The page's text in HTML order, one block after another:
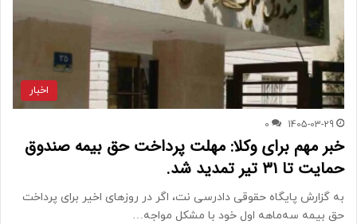
اخبار
1405-03-29
0
خبر مهم برای وکلا: مهلت پرداخت حق بیمه صندوق
حمایت تا ۳۱ تیر تمدید شد.
به گزارش پایگاه حقوقی دادرسی نت، اگر در روزهای اخیر برای پرداخت
حق بیمه سه‌ماهه اول خود با مشکل مواجه…